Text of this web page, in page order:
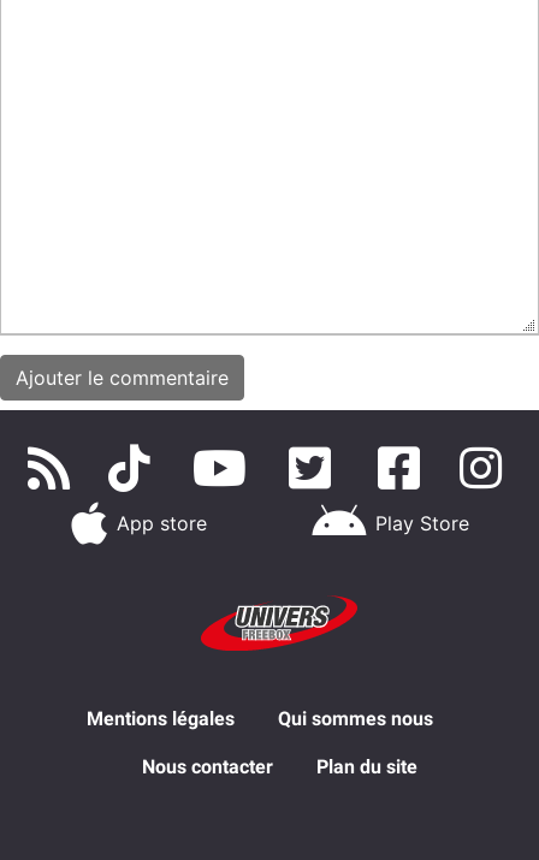
App store Play Store
Mentions légales Qui sommes nous
Nous contacter Plan du site